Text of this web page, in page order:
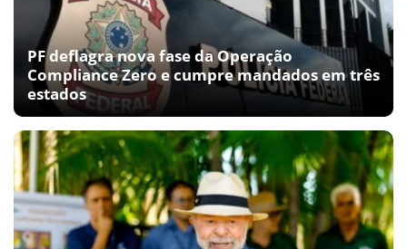
PF deflagra nova fase da Operação
Compliance Zero e cumpre mandados em três
estados